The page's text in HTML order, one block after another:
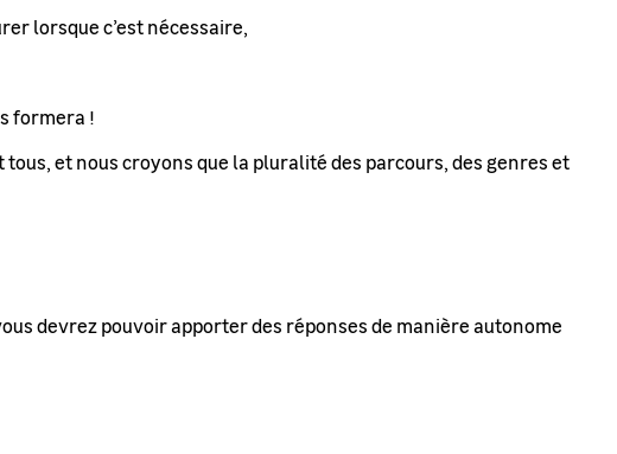
lorsque c’est nécessaire,
formera !
et nous croyons que la pluralité des parcours, des genres et
devrez pouvoir apporter des réponses de manière autonome